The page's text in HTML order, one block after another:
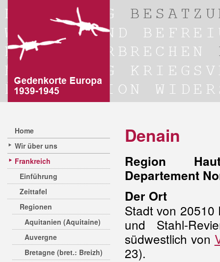
Home
Wir über uns
Frankreich
Einführung
Zeittafel
Regionen
Aquitanien (Aquitaine)
Auvergne
Bretagne (bret.: Breizh)
Denain
Region
Departement
Der Ort
Stadt von 20510
und Stahl-
südwestlich von
23).